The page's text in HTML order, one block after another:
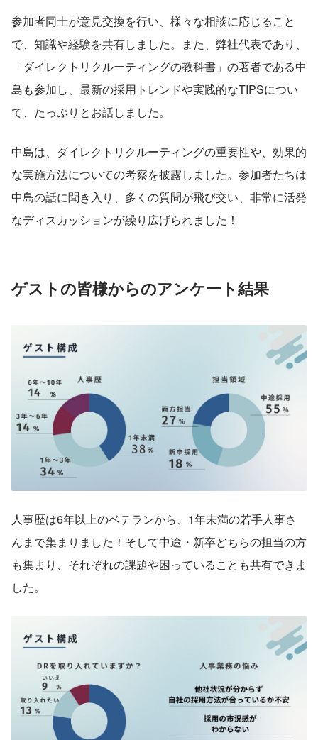
参加者同士が意見交換を行い、様々な相談に応じること
で、知識や経験を共有しました。また、弊社代表であり、
「ダイレクトリクルーティングの教科書」の著者である中
島も参加し、最新の採用トレンドや実践的なTIPSについ
て、たっぷりとお話しました。
中島は、ダイレクトリクルーティングの重要性や、効果的
な実施方法についての考察を披露しました。参加者たちは
中島の話に聞き入り、多くの質問が飛び交い、非常に活発
なディスカッションが繰り広げられました！
ゲストの皆様からのアンケート結果
人事歴は6年以上のベテランから、1年未満の若手人事さ
んまで集まりました！そして中途・新卒どちらの担当の方
も集まり、それぞれの課題や困っていることも共有できま
した。